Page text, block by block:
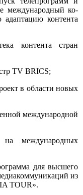
международный ко-
контента
контента стран
TV BRICS;
в области новых
международной
международных
для высшего
из
TOUR».